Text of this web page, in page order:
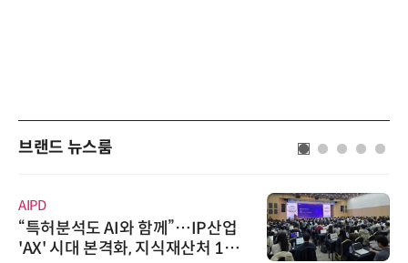
브랜드 뉴스룸
AIPD
“특허분석도 AI와 함께”…IP산업
'AX' 시대 본격화, 지식재산처 1호